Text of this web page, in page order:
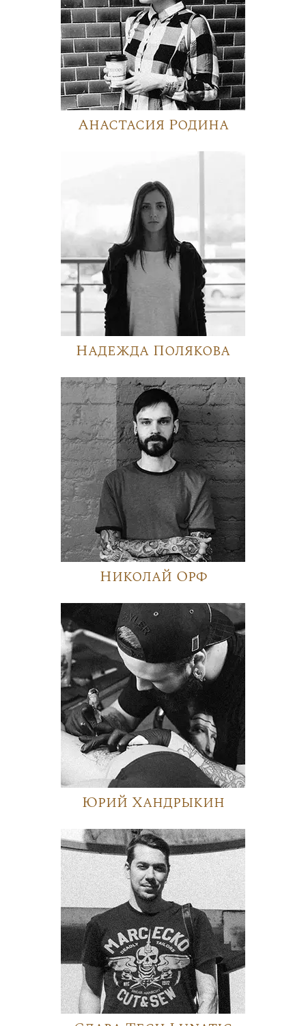
Анастасия Родина
Надежда Полякова
Николай Орф
Юрий Хандрыкин